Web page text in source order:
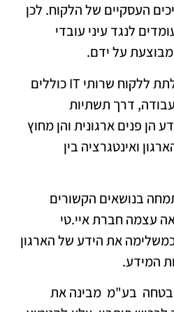
העסקיים של הלקוח. לכן
לנגד עיני עובדי
על ידם.
אחת ממטרות החברה, לתת ללקוח שרותי IT כוללים
דרך תשתיות
פנים ארגונית והן מחוץ
ואינטגרציה בין
בנושאים הקשורים
עצמה חברת איי.טי
את הידע של הארגון
המידע.
בע"מ מבינה את